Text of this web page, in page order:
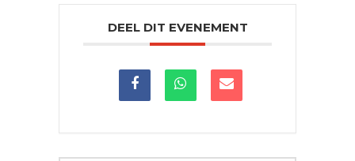
DEEL DIT EVENEMENT